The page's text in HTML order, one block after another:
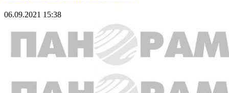
06.09.2021 15:38